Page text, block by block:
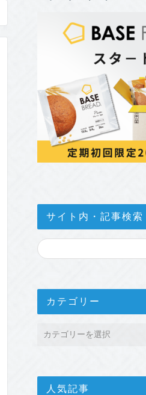
サイト内・記事検索
カテゴリー
人気記事